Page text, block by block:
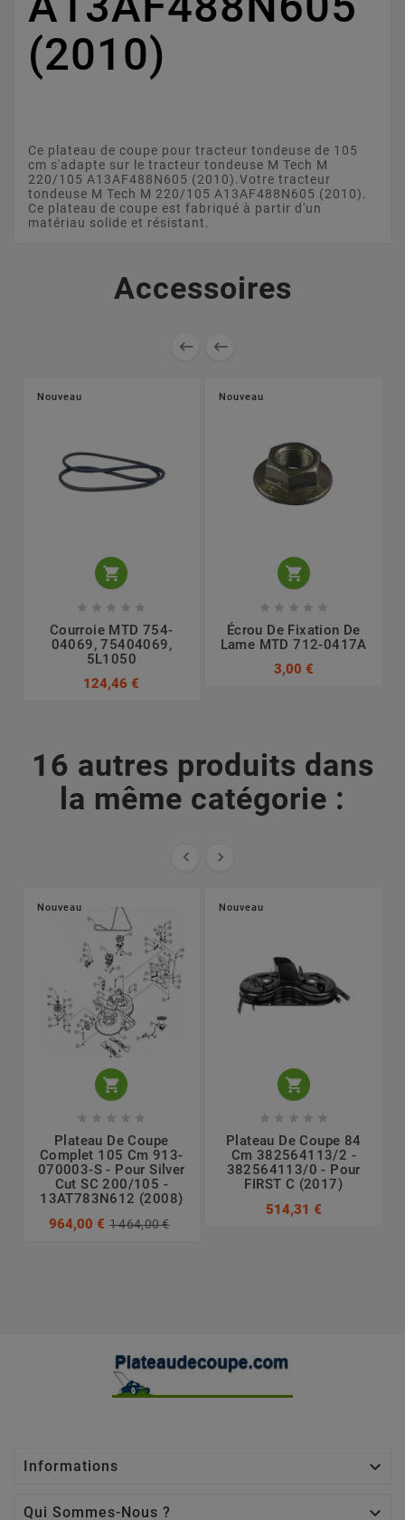
(2010)
Ce plateau de coupe pour tracteur tondeuse de 105
cm s'adapte sur le tracteur tondeuse M Tech M
220/105 A13AF488N605 (2010).Votre tracteur
tondeuse M Tech M 220/105 A13AF488N605 (2010).
Ce plateau de coupe est fabriqué à partir d'un
matériau solide et résistant.
Accessoires
 
Nouveau

    
Courroie MTD 754-
04069, 75404069,
5L1050
124,46 €
Nouveau

    
Écrou De Fixation De
Lame MTD 712-0417A
3,00 €
16 autres produits dans
la même catégorie :
 
Nouveau

    
Plateau De Coupe
Complet 105 Cm 913-
070003-S - Pour Silver
Cut SC 200/105 -
13AT783N612 (2008)
964,00 € 1 464,00 €
Nouveau

    
Plateau De Coupe 84
Cm 382564113/2 -
382564113/0 - Pour
FIRST C (2017)
514,31 €
Informations 
Qui Sommes-Nous ? 